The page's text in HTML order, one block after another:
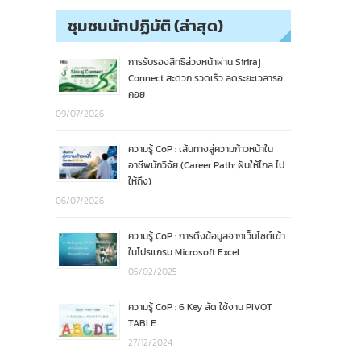
ชุมชนนักปฏิบัติ (ล่าสุด)
การรับรองสิทธิล่วงหน้าผ่าน Siriraj
Connect สะดวก รวดเร็ว ลดระยะเวลารอ
คอย
09/07/2026
ความรู้ CoP : เส้นทางสู่ความก้าวหน้าใน
อาชีพนักวิจัย (Career Path: ฝันให้ไกล ไป
ให้ถึง)
06/07/2026
ความรู้ CoP : การดึงข้อมูลจากเว็บไซต์เข้า
ในโปรแกรม Microsoft Excel
05/02/2025
ความรู้ CoP : 6 Key ลัด ใช้งาน PIVOT
TABLE
27/12/2024